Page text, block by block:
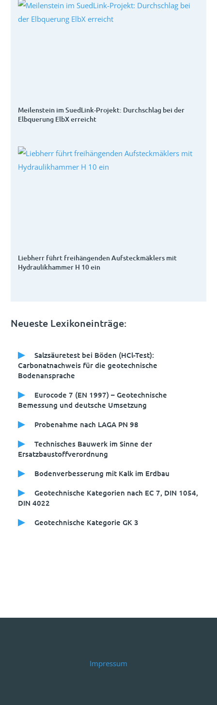
Meilenstein im SuedLink-Projekt: Durchschlag bei der
Elbquerung ElbX erreicht
Liebherr führt freihängenden Aufsteckmäklers mit
Hydraulikhammer H 10 ein
Neueste Lexikoneinträge:
Salzsäuretest bei Böden (HCl-Test):
Carbonatnachweis für die geotechnische
Bodenansprache
Eurocode 7 (EN 1997) – Geotechnische
Bemessung und deutsche Umsetzung
Probenahme nach LAGA PN 98
Technisches Bauwerk im Sinne der
Ersatzbaustoffverordnung
Bodenverbesserung mit Kalk im Erdbau
Geotechnische Kategorien nach EC 7, DIN 1054,
DIN 4022
Geotechnische Kategorie GK 3
Impressum